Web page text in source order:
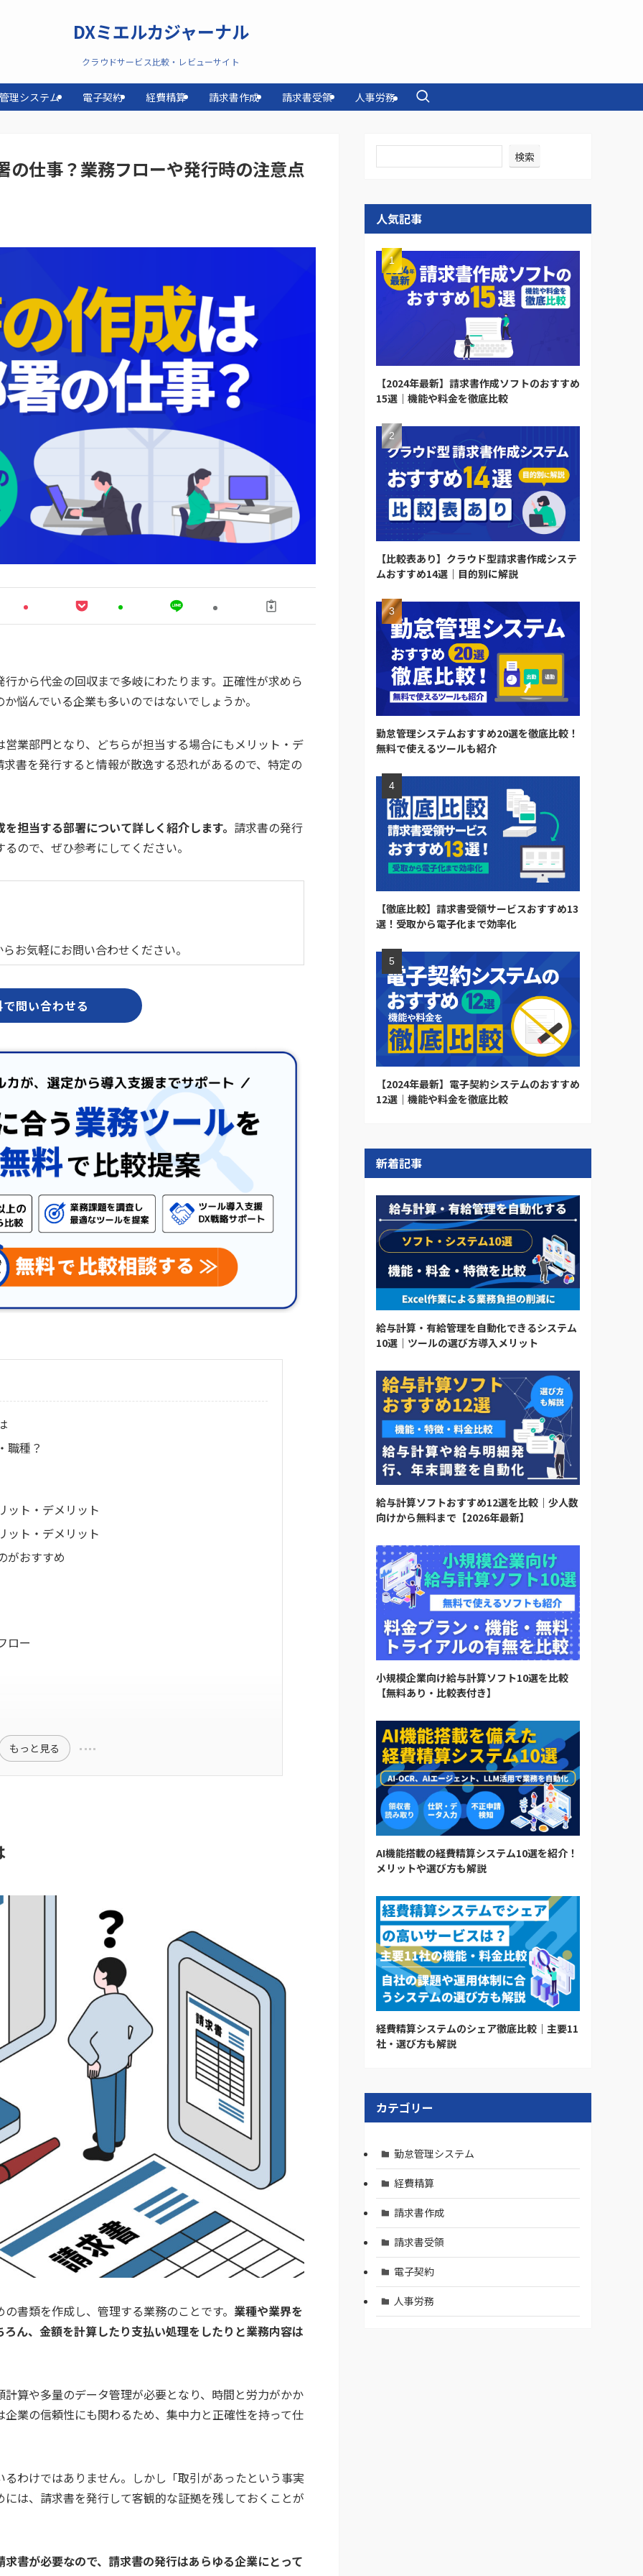
DXミエルカジャーナル
クラウドサービス比較・レビューサイト
理システム 電子契約 経費精算 請求書作成 請求書受領 人事労務
の仕事？業務フローや発行時の注意点
から代金の回収まで多岐にわたります。正確性が求めら
悩んでいる企業も多いのではないでしょうか。
業部門となり、どちらが担当する場合にもメリット・デ
書を発行すると情報が散逸する恐れがあるので、特定の
担当する部署について詳しく紹介します。 請求書の発行
ので、ぜひ参考にしてください。
お気軽にお問い合わせください。
で問い合わせる
職種？
ット・デメリット
ット・デメリット
がおすすめ
ロー
もっと見る
書類を作成し、管理する業務のことです。 業種や業界を
ん、金額を計算したり支払い処理をしたりと業務内容は
算や多量のデータ管理が必要となり、時間と労力がかか
業の信頼性にも関わるため、集中力と正確性を持って仕
わけではありません。しかし「取引があったという事実
は、請求書を発行して客観的な証拠を残しておくことが
書が必要なので、請求書の発行はあらゆる企業にとって
検索
人気記事
【2024年最新】請求書作成ソフトのおすすめ
15選｜機能や料金を徹底比較
【比較表あり】クラウド型請求書作成システ
ムおすすめ14選｜目的別に解説
勤怠管理システムおすすめ20選を徹底比較！
無料で使えるツールも紹介
【徹底比較】請求書受領サービスおすすめ13
選！受取から電子化まで効率化
【2024年最新】電子契約システムのおすすめ
12選｜機能や料金を徹底比較
新着記事
給与計算・有給管理を自動化できるシステム
10選｜ツールの選び方導入メリット
給与計算ソフトおすすめ12選を比較｜少人数
向けから無料まで【2026年最新】
小規模企業向け給与計算ソフト10選を比較
【無料あり・比較表付き】
AI機能搭載の経費精算システム10選を紹介！
メリットや選び方も解説
経費精算システムのシェア徹底比較｜主要11
社・選び方も解説
カテゴリー
勤怠管理システム
経費精算
請求書作成
請求書受領
電子契約
人事労務